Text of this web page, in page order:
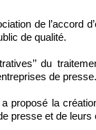
de l’accord
de qualité.
du
de presse.
proposé la
presse et de